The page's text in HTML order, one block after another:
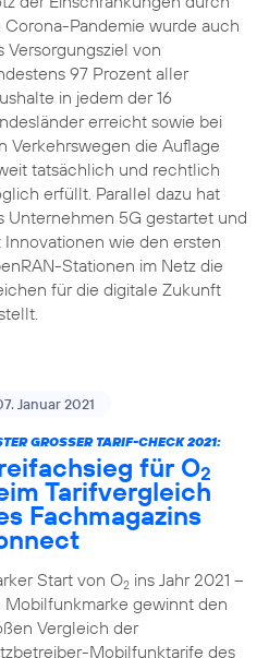
Corona-Pandemie wurde auch
Versorgungsziel von
97 Prozent aller
in jedem der 16
erreicht sowie bei
Verkehrswegen die Auflage
tatsächlich und rechtlich
erfüllt. Parallel dazu hat
Unternehmen 5G gestartet und
Innovationen wie den ersten
Stationen im Netz die
für die digitale Zukunft
Januar 2021
GROSSER TARIF-CHECK 2021:
für O2
Tarifvergleich
Fachmagazins
Start von O2ins Jahr 2021 –
Mobilfunkmarke gewinnt den
Vergleich der
Mobilfunktarife des